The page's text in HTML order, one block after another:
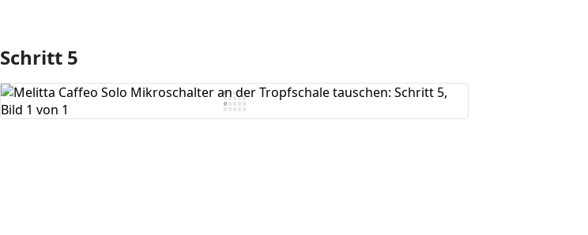
Kommentar hinzufügen
Schritt 5